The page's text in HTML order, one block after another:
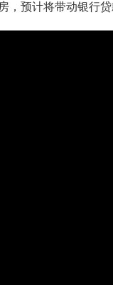
，预计将带动银行贷